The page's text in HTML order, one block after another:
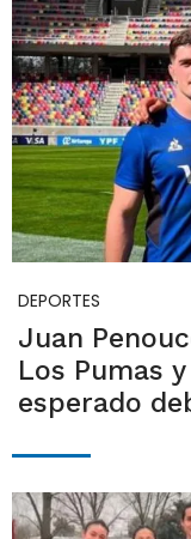
DEPORTES
Juan
Los Pumas
esperado